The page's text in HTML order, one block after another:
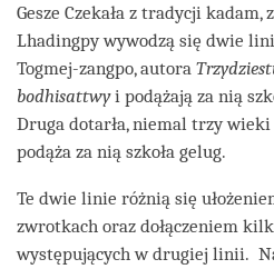
Gesze Czekała z tradycji kadam,
Lhadingpy wywodzą się dwie
Togmej-zangpo, autora
bodhisattwyi podążają za nią
Druga dotarła, niemal trzy wieki
podąża za nią szkoła gelug.
Te dwie linie różnią się
zwrotkach oraz dołączeniem
występujących w drugiej linii.